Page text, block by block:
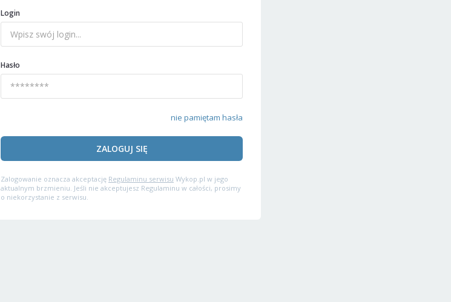
Login
Hasło
nie pamiętam hasła
ZALOGUJ SIĘ
Zalogowanie oznacza akceptację Regulaminu serwisu Wykop.pl w jego
aktualnym brzmieniu. Jeśli nie akceptujesz Regulaminu w całości, prosimy
o niekorzystanie z serwisu.